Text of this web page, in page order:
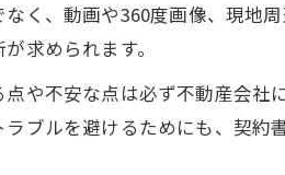
なく、動画や360度画像、現地
求められます。
点や不安な点は必ず不動産会
ラブルを避けるためにも、契